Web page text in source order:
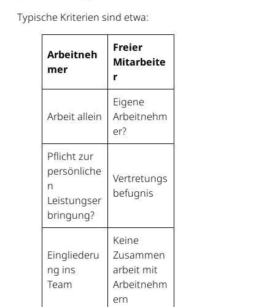
Typische Kriterien sind etwa:
Arbeitneh
mer
Freier
Mitarbeite
r
Arbeit allein
Eigene
Arbeitnehm
er?
Pflicht zur
persönliche
n
Leistungser
bringung?
Vertretungs
befugnis
Eingliederu
ng ins
Team
Keine
Zusammen
arbeit mit
Arbeitnehm
ern